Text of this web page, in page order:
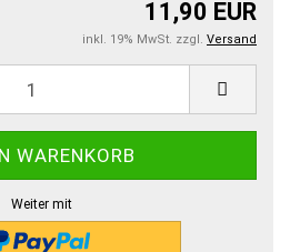
11,90 EUR
inkl. 19% MwSt. zzgl. Versand
Weiter mit